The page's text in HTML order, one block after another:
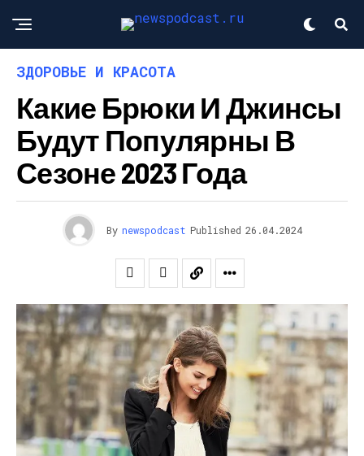
ЗДОРОВЬЕ И КРАСОТА
Какие Брюки И Джинсы
Будут Популярны В
Сезоне 2023 Года
By newspodcast Published 26.04.2024